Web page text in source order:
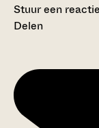
Stuur een
Delen